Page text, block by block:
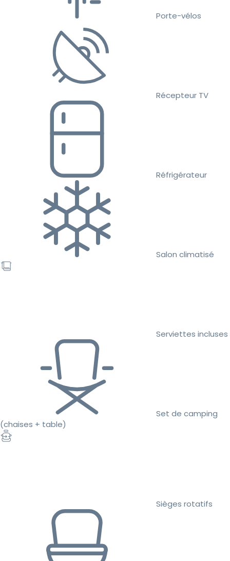
Porte-vélos
Récepteur TV
Réfrigérateur
Salon climatisé
Serviettes incluses
Set de camping
(chaises + table)
Sièges rotatifs